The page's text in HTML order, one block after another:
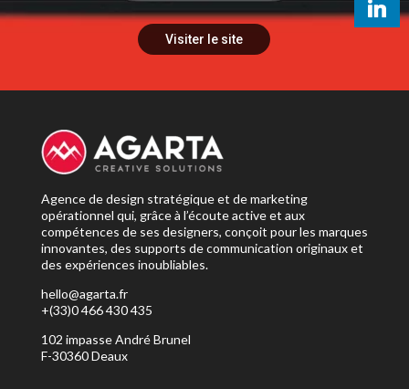
Visiter le site
Agence de design stratégique et de marketing
opérationnel qui, grâce à l’écoute active et aux
compétences de ses designers, conçoit pour les marques
innovantes, des supports de communication originaux et
des expériences inoubliables.
hello@agarta.fr
+(33)0 466 430 435
102 impasse André Brunel
F-30360 Deaux